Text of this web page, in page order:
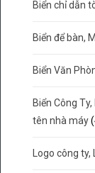
Biển chỉ dẫn
Biển để bàn,
Biển Văn
Biển Công
tên nhà máy
Logo công ty,